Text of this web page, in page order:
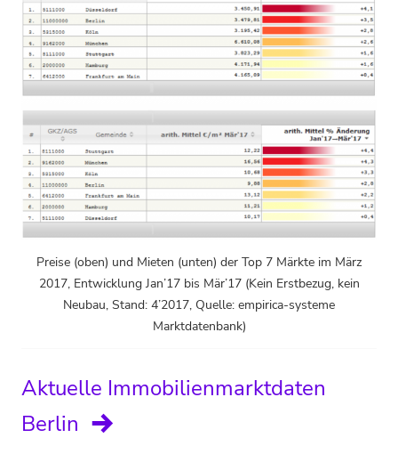
Preise (oben) und Mieten (unten) der Top 7 Märkte im März
2017, Entwicklung Jan’17 bis Mär’17 (Kein Erstbezug, kein
Neubau, Stand: 4’2017, Quelle: empirica-systeme
Marktdatenbank)
Aktuelle Immobilienmarktdaten
Berlin